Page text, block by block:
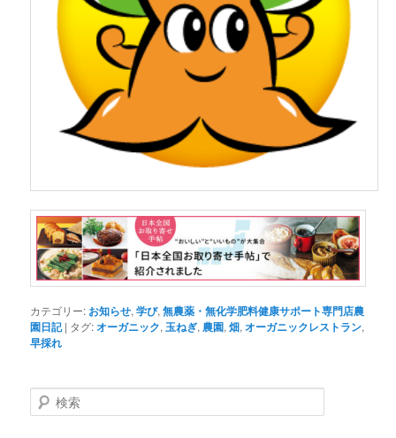
カテゴリー: お知らせ,学び,無農薬・無化学肥料健康サポート専門店農
園日記 | タグ:オーガニック, 玉ねぎ, 農園,畑,オーガニックレストラン,
早採れ
検
索